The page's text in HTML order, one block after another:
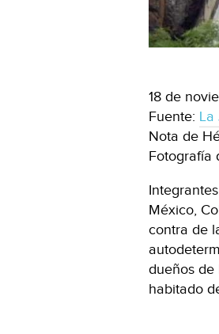
18 de
Fuente: La
Nota de
Fotografía
México,
contra de
dueños de
habitado